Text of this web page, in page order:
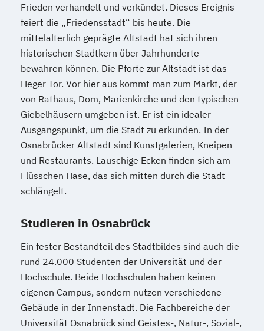
Frieden verhandelt und verkündet. Dieses Ereignis
feiert die „Friedensstadt“ bis heute. Die
mittelalterlich geprägte Altstadt hat sich ihren
historischen Stadtkern über Jahrhunderte
bewahren können. Die Pforte zur Altstadt ist das
Heger Tor. Vor hier aus kommt man zum Markt, der
von Rathaus, Dom, Marienkirche und den typischen
Giebelhäusern umgeben ist. Er ist ein idealer
Ausgangspunkt, um die Stadt zu erkunden. In der
Osnabrücker Altstadt sind Kunstgalerien, Kneipen
und Restaurants. Lauschige Ecken finden sich am
Flüsschen Hase, das sich mitten durch die Stadt
schlängelt.
Studieren in Osnabrück
Ein fester Bestandteil des Stadtbildes sind auch die
rund 24.000 Studenten der Universität und der
Hochschule. Beide Hochschulen haben keinen
eigenen Campus, sondern nutzen verschiedene
Gebäude in der Innenstadt. Die Fachbereiche der
Universität Osnabrück sind Geistes-, Natur-, Sozial-,